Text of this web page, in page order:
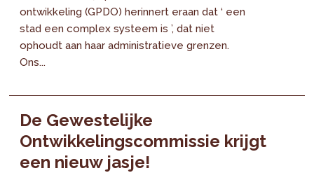
ontwikkeling (GPDO) herinnert eraan dat ‘ een
stad een complex systeem is ’, dat niet
ophoudt aan haar administratieve grenzen.
Ons...
De Gewestelijke
Ontwikkelingscommissie krijgt
een nieuw jasje!